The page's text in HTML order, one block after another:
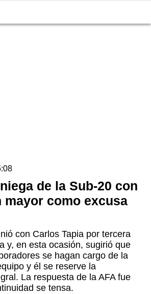
de la Sub-20 con
mayor como excusa
con Carlos Tapia por tercera
y, en esta ocasión, sugirió que
se hagan cargo de la
y él se reserve la
La respuesta de la AFA fue
se tensa.